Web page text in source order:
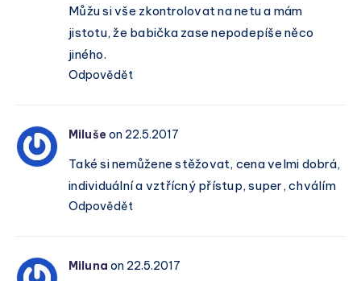
Můžu si vše zkontrolovat na netu a mám
jistotu, že babička zase nepodepíše něco
jiného.
Odpovědět
Milušeon 22.5.2017
Také si nemůžene stěžovat, cena velmi dobrá,
individuální a vztřícný přístup, super, chválím
Odpovědět
Miluna on 22.5.2017